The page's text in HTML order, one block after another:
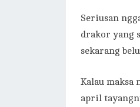
Seriusan
drakor yang
sekarang
Kalau maksa
april